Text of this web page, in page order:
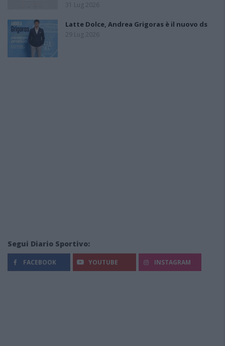
31 Lug 2026
Latte Dolce, Andrea Grigoras è il nuovo ds
29 Lug 2026
Segui Diario Sportivo:
FACEBOOK YOUTUBE INSTAGRAM